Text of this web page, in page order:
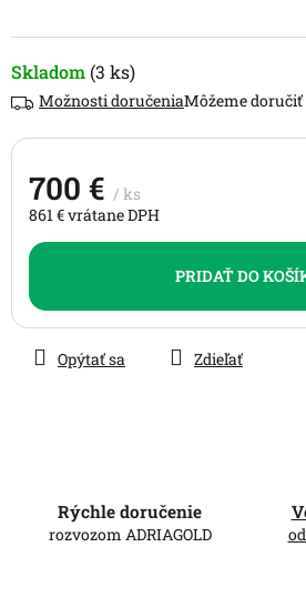
Skladom (3 ks)
Možnosti doručenia
700 € / ks
861 € vrátane DPH
Jednotková
PRIDAŤ DO
Opýtať sa Zdieľať
Rýchle doručenie
rozvozom ADRIAGOLD